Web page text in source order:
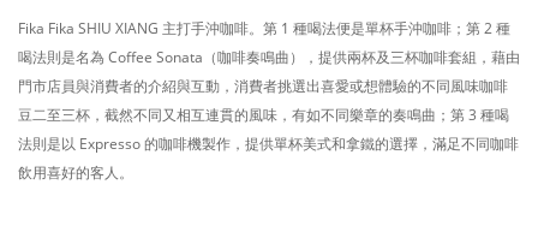
Fika Fika SHIU XIANG 主打手沖咖啡。第 1 種喝法便是單杯手沖咖啡；第 2 種
喝法則是名為 Coffee Sonata（咖啡奏鳴曲），提供兩杯及三杯咖啡套組，藉由
門市店員與消費者的介紹與互動，消費者挑選出喜愛或想體驗的不同風味咖啡
豆二至三杯，截然不同又相互連貫的風味，有如不同樂章的奏鳴曲；第 3 種喝
法則是以 Expresso 的咖啡機製作，提供單杯美式和拿鐵的選擇，滿足不同咖啡
飲用喜好的客人。